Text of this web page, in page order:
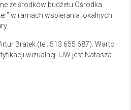
ze środków budżetu Ośrodka
w ramach wspierania lokalnych
Bratek (tel. 513 655 687). Warto
wizualnej TJW jest Natasza